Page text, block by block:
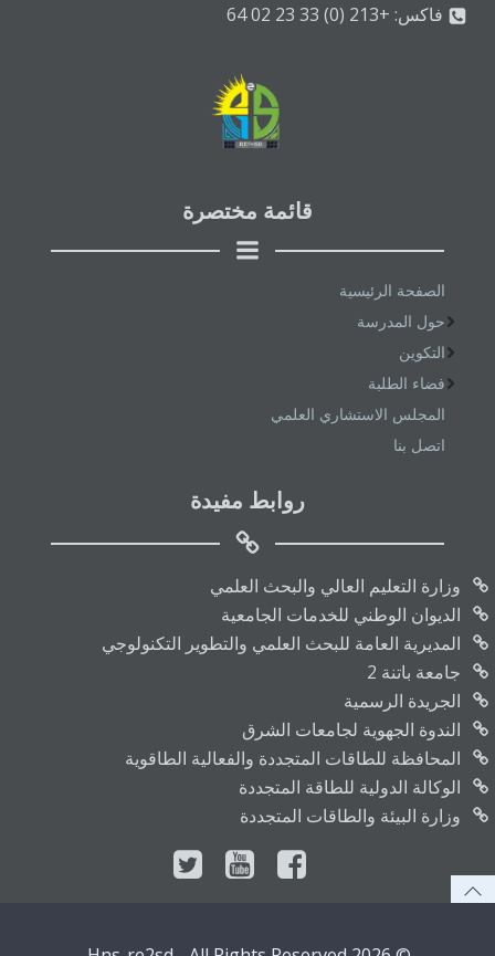
فاكس: +213 (0) 33 23 02 64
قائمة مختصرة
الصفحة الرئيسية
حول المدرسة
التكوين
فضاء الطلبة
المجلس الاستشاري العلمي
اتصل بنا
روابط مفيدة
وزارة التعليم العالي والبحث العلمي
الديوان الوطني للخدمات الجامعية
المديرية العامة للبحث العلمي والتطوير التكنولوجي
جامعة باتنة 2
الجريدة الرسمية
الندوة الجهوية لجامعات الشرق
المحافظة للطاقات المتجددة والفعالية الطاقوية
الوكالة الدولية للطاقة المتجددة
وزارة البيئة والطاقات المتجددة